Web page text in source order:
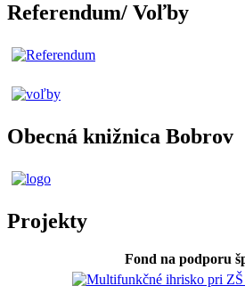
Referendum/ Voľby
Obecná knižnica Bobrov
Projekty
Fond na podporu